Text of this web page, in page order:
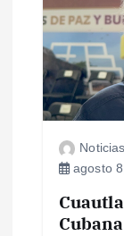
ó
n
d
agosto
Cubana